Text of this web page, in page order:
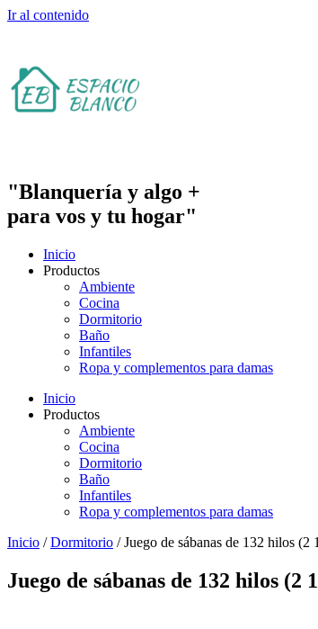
Ir al contenido
"Blanquería y algo +
para vos y tu hogar"
Inicio
Productos
Ambiente
Cocina
Dormitorio
Baño
Infantiles
Ropa y complementos para damas
Inicio
Productos
Ambiente
Cocina
Dormitorio
Baño
Infantiles
Ropa y complementos para damas
Inicio /Dormitorio / Juego de sábanas de 132 hilos (2
Juego de sábanas de 132 hilos (2